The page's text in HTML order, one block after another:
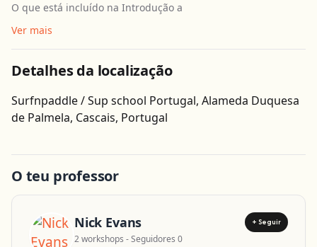
O que está incluído na Introdução a
Ver mais
Detalhes da localização
Surfnpaddle / Sup school Portugal, Alameda Duquesa
de Palmela, Cascais, Portugal
O teu professor
Nick Evans + Seguir
2 workshops - Seguidores 0